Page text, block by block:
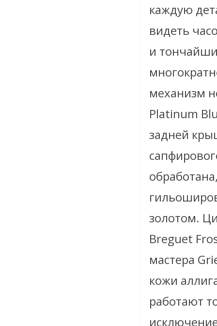
каждую
видеть
и
механизм
Platinum
задней
золотом.
Breguet
мастера
кожи
работают